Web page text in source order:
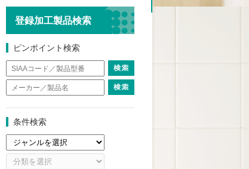
登録加工製品検索
ピンポイント検索
条件検索